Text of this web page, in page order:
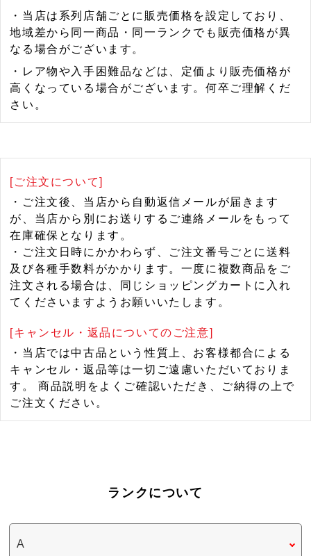
・当店は系列店舗ごとに販売価格を設定しており、
地域差から同一商品・同一ランクでも販売価格が異
なる場合がございます。
・レア物や入手困難品などは、定価より販売価格が
高くなっている場合がございます。何卒ご理解くだ
さい。
[ご注文について]
・ご注文後、当店から自動返信メールが届きます
が、当店から別にお送りするご連絡メールをもって
在庫確保となります。
・ご注文日時にかかわらず、ご注文番号ごとに送料
及び各種手数料がかかります。一度に複数商品をご
注文される場合は、同じショッピングカートに入れ
てくださいますようお願いいたします。
[キャンセル・返品についてのご注意]
・当店では中古品という性質上、お客様都合による
キャンセル・返品等は一切ご遠慮いただいておりま
す。 商品説明をよくご確認いただき、ご納得の上で
ご注文ください。
ランクについて